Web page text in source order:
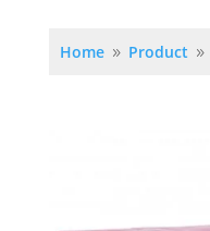
Home 9 Product 9